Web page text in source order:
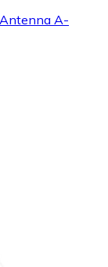
A-